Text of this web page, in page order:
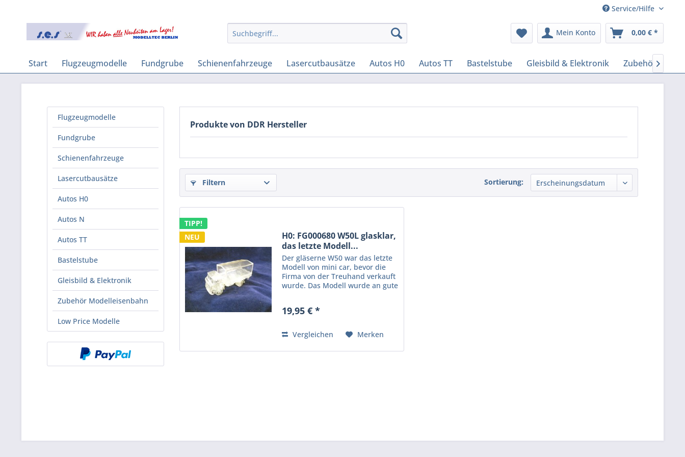
Service/Hilfe
Mein Konto 0,00 € *
Start Flugzeugmodelle Fundgrube Schienenfahrzeuge Lasercutbausätze Autos H0 Autos TT Bastelstube Gleisbild & Elektronik Zubehör
Flugzeugmodelle
Fundgrube
Schienenfahrzeuge
Lasercutbausätze
Autos H0
Autos N
Autos TT
Bastelstube
Gleisbild & Elektronik
Zubehör Modelleisenbahn
Low Price Modelle
Produkte von DDR Hersteller
Filtern Sortierung:
TIPP!
NEU
H0: FG000680 W50L glasklar,
das letzte Modell...
Der gläserne W50 war das letzte
Modell von mini car, bevor die
Firma von der Treuhand verkauft
wurde. Das Modell wurde an gute
haben wir noch Teile dieses
19,95 € *
Vergleichen Merken